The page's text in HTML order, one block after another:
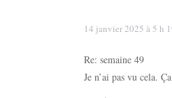
says:
14 janvier 2025 à 5 h
Re: semaine 49
Je n’ai pas vu cela.